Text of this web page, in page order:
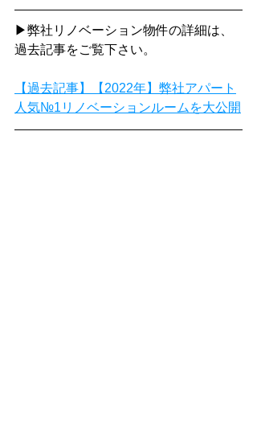
▶弊社リノベーション物件の詳細は、
過去記事をご覧下さい。
【過去記事】【2022年】弊社アパート
人気№1リノベーションルームを大公開